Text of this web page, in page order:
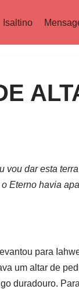
Isaltino
vou dar esta
Eterno havia
para
um altar de
duradouro.